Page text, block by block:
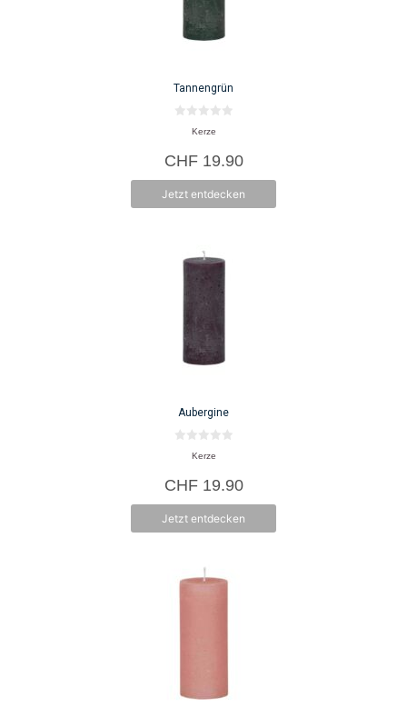
Tannengrün
n
5
Kerze
CHF19.90
Jetzt entdecken
Aubergine
n
5
Kerze
CHF19.90
Jetzt entdecken